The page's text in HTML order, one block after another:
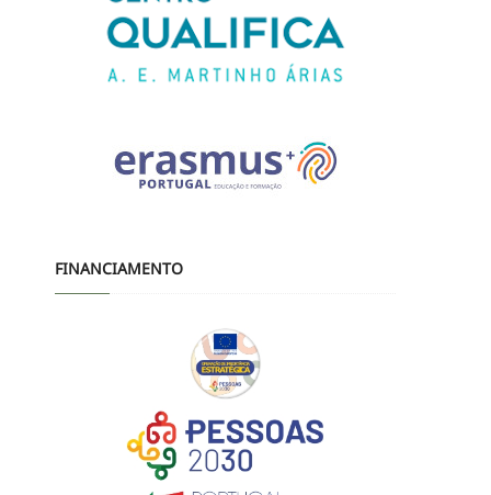
FINANCIAMENTO